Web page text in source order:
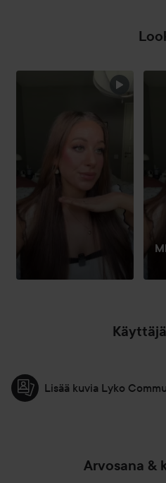
levittää sormin kevyemmän
Lisää kuvia Lyko
Arvosana &